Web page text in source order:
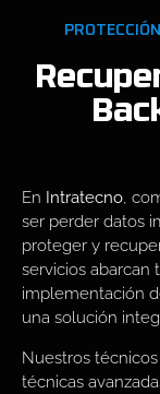
En Intratecno,
ser perder datos
proteger y
servicios abarcan
implementación
una solución
Nuestros
técnicas